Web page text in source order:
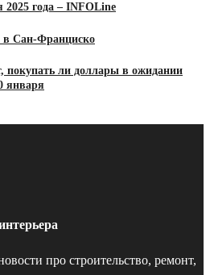
2025 года – INFOLine
в Сан-Франциско
покупать ли доллары в ожидании
января
про строительство, ремонт,